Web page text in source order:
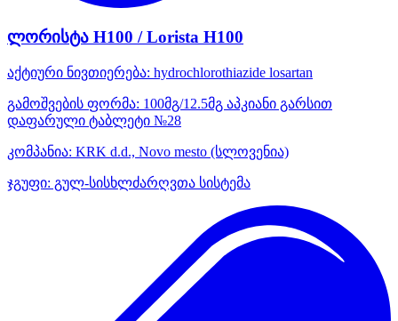
ლორისტა H100 / Lorista H100
აქტიური ნივთიერება: hydrochlorothiazide losartan
გამოშვების ფორმა: 100მგ/12.5მგ აპკიანი გარსით
დაფარული ტაბლეტი №28
კომპანია: KRK d.d., Novo mesto (სლოვენია)
ჯგუფი: გულ-სისხლძარღვთა სისტემა